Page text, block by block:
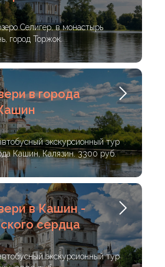
Селигер, в монастырь
город Торжок.
в города
экскурсионный тур
Кашин, Калязин. 3300 руб.
в Кашин -
сердца
экскурсионный тур